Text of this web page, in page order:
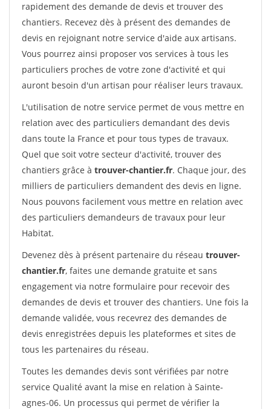
rapidement des demande de devis et trouver des
chantiers. Recevez dès à présent des demandes de
devis en rejoignant notre service d'aide aux artisans.
Vous pourrez ainsi proposer vos services à tous les
particuliers proches de votre zone d'activité et qui
auront besoin d'un artisan pour réaliser leurs travaux.
L'utilisation de notre service permet de vous mettre en
relation avec des particuliers demandant des devis
dans toute la France et pour tous types de travaux.
Quel que soit votre secteur d'activité, trouver des
chantiers grâce à trouver-chantier.fr. Chaque jour, des
milliers de particuliers demandent des devis en ligne.
Nous pouvons facilement vous mettre en relation avec
des particuliers demandeurs de travaux pour leur
Habitat.
Devenez dès à présent partenaire du réseau trouver-
chantier.fr, faites une demande gratuite et sans
engagement via notre formulaire pour recevoir des
demandes de devis et trouver des chantiers. Une fois la
demande validée, vous recevrez des demandes de
devis enregistrées depuis les plateformes et sites de
tous les partenaires du réseau.
Toutes les demandes devis sont vérifiées par notre
service Qualité avant la mise en relation à Sainte-
agnes-06. Un processus qui permet de vérifier la